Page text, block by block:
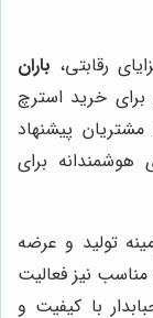
رقابتی، باران
خرید استرچ
پیشنهاد
هوشمندانه برای
تولید و عرضه
مناسب نیز فعالیت
با کیفیت و